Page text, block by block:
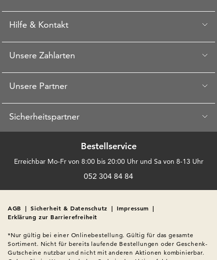
Hilfe & Kontakt
Unsere Zahlarten
Unsere Partner
Sicherheitspartner
Bestellservice
Erreichbar Mo-Fr von 8:00 bis 20:00 Uhr und Sa von 8-13 Uhr
052 304 84 84
AGB | Sicherheit & Datenschutz | Impressum |
Erklärung zur Barrierefreiheit
*Nur gültig bei einer Onlinebestellung. Gültig für das gesamte
Sortiment. Nicht für bereits laufende Bestellungen oder Geschenk-
Gutscheine nutzbar und nicht mit anderen Aktionen kombinierbar.